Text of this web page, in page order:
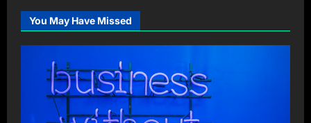
You May Have Missed